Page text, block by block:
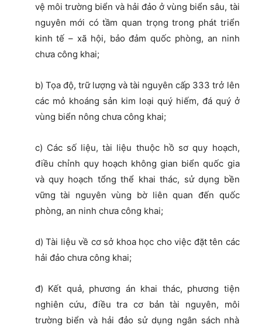
vệ môi trường biển và hải đảo ở vùng biển sâu, tài
nguyên mới có tầm quan trọng trong phát triển
kinh tế – xã hội, bảo đảm quốc phòng, an ninh
chưa công khai;
b) Tọa độ, trữ lượng và tài nguyên cấp 333 trở lên
các mỏ khoáng sản kim loại quý hiếm, đá quý ở
vùng biển nông chưa công khai;
c) Các số liệu, tài liệu thuộc hồ sơ quy hoạch,
điều chỉnh quy hoạch không gian biển quốc gia
và quy hoạch tổng thể khai thác, sử dụng bền
vững tài nguyên vùng bờ liên quan đến quốc
phòng, an ninh chưa công khai;
d) Tài liệu về cơ sở khoa học cho việc đặt tên các
hải đảo chưa công khai;
đ) Kết quả, phương án khai thác, phương tiện
nghiên cứu, điều tra cơ bản tài nguyên, môi
trường biển và hải đảo sử dụng ngân sách nhà